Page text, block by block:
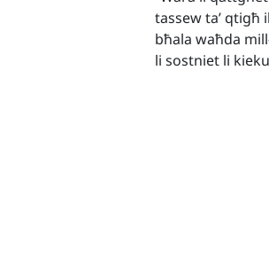
tassew ta’ qtigħ
bħala waħda
li sostniet li